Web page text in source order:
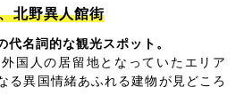
北野異人館街
名詞的な観光スポット。
国人の居留地となっていたエリア
る異国情緒あふれる建物が見どころ